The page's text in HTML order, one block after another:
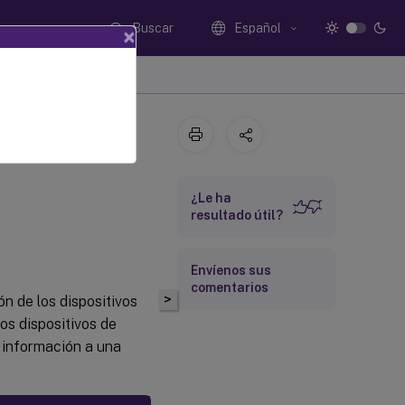
Buscar Español
a
de los dispositivos
dispositivos de
a una
>
¿Le ha
resultado útil?
Envíenos sus
comentarios
×